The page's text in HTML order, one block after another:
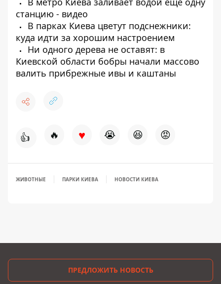
станцию ​​- видео
В парках Киева цветут подснежники:
куда идти за хорошим настроением
Ни одного дерева не оставят: в
Киевской области бобры начали массово
валить прибрежные ивы и каштаны
👍 🔥 ♥ 😭 😆 😡
ЖИВОТНЫЕ ПАРКИ КИЕВА НОВОСТИ КИЕВА
ПРЕДЛОЖИТЬ НОВОСТЬ